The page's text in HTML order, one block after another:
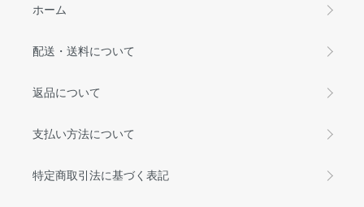
ホーム
配送・送料について
返品について
支払い方法について
特定商取引法に基づく表記